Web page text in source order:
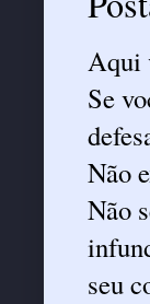
Aqui
Se
Não
Não
seu